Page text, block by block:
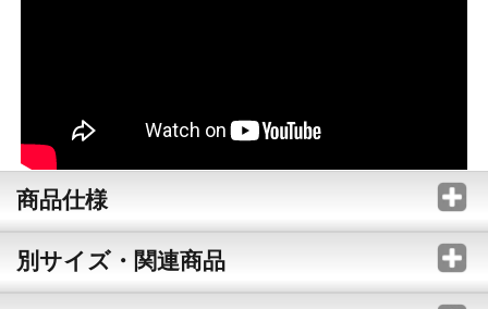
商品仕様
別サイズ・関連商品